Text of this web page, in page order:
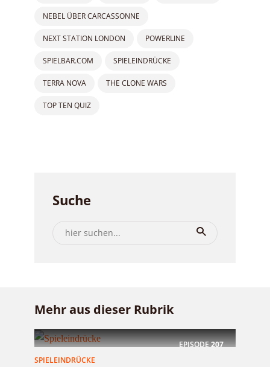
NEBEL ÜBER CARCASSONNE
NEXT STATION LONDON POWERLINE
SPIELBAR.COM SPIELEINDRÜCKE
TERRA NOVA THE CLONE WARS
TOP TEN QUIZ
Suche
Mehr aus dieser Rubrik
EPISODE207
SPIELEINDRÜCKE